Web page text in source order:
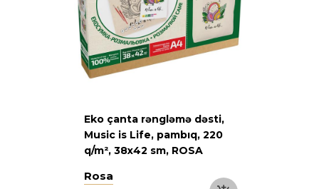
Eko çanta rəngləmə dəsti,
Music is Life, pambıq, 220
q/m², 38х42 sm, ROSA
Rosa